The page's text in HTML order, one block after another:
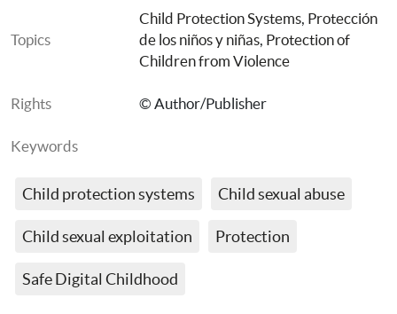
Topics
Child Protection Systems, Protección
de los niños y niñas, Protection of
Children from Violence
Rights © Author/Publisher
Keywords
Child protection systems Child sexual abuse
Child sexual exploitation Protection
Safe Digital Childhood